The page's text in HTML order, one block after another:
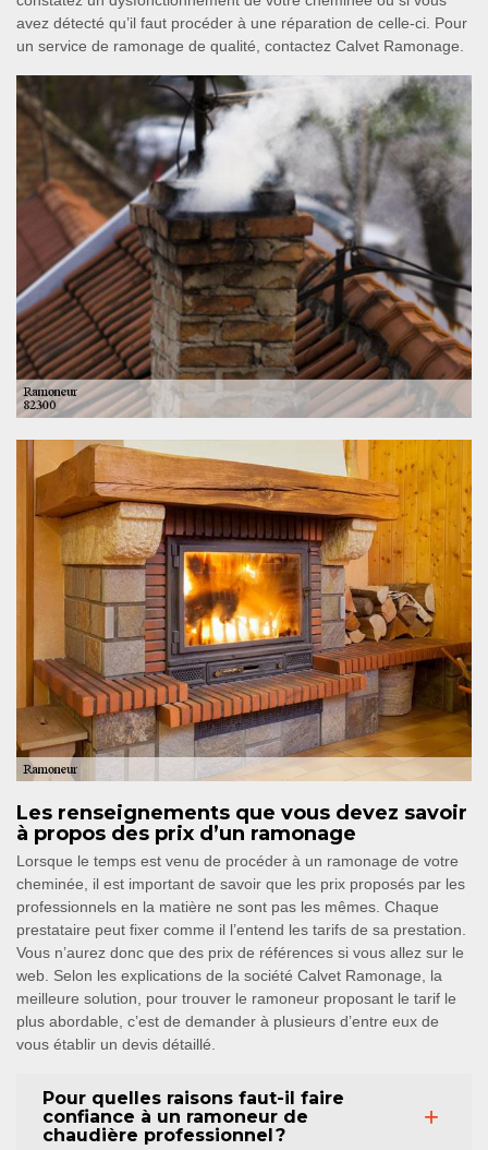
avez détecté qu’il faut procéder à une réparation de celle-ci. Pour
un service de ramonage de qualité, contactez Calvet Ramonage.
Les renseignements que vous devez savoir
à propos des prix d’un ramonage
Lorsque le temps est venu de procéder à un ramonage de votre
cheminée, il est important de savoir que les prix proposés par les
professionnels en la matière ne sont pas les mêmes. Chaque
prestataire peut fixer comme il l’entend les tarifs de sa prestation.
Vous n’aurez donc que des prix de références si vous allez sur le
web. Selon les explications de la société Calvet Ramonage, la
meilleure solution, pour trouver le ramoneur proposant le tarif le
plus abordable, c’est de demander à plusieurs d’entre eux de
vous établir un devis détaillé.
Pour quelles raisons faut-il faire
confiance à un ramoneur de
chaudière professionnel ?